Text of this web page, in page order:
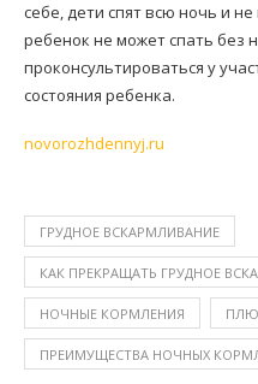
себе, дети спят всю ночь и
ребенок не может спать без
проконсультироваться у
состояния ребенка.
novorozhdennyj.ru
ГРУДНОЕ ВСКАРМЛИВАНИЕ
КАК ПРЕКРАЩАТЬ ГРУДНОЕ
НОЧНЫЕ КОРМЛЕНИЯ
ПРЕИМУЩЕСТВА НОЧНЫХ